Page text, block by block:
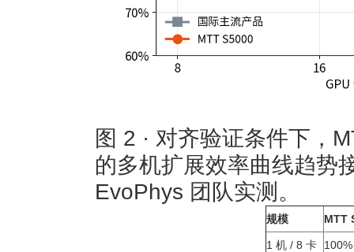
图 2 · 对齐验证条件下，
的多机扩展效率曲线趋势
EvoPhys 团队实测。
规模 MTT
1 机 / 8 卡 100%